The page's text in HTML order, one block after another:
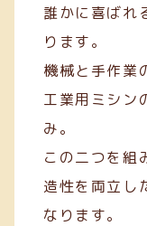
誰かに喜ばれ
ります。
機械と手作業
工業用ミシン
み。
この二つを組
造性を両立し
なります。